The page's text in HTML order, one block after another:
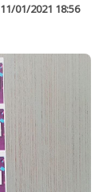
11/01/2021 18:56